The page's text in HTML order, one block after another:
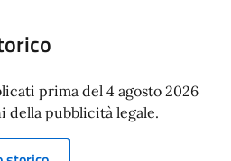
prima del 4 agosto 2026
della pubblicità legale.